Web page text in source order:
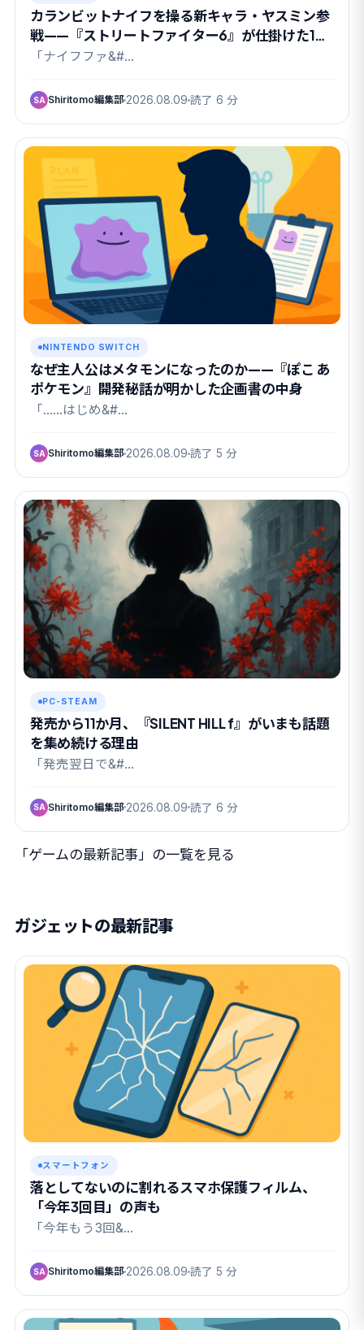
カランビットナイフを操る新キャラ・ヤスミン参
戦——『ストリートファイター6』が仕掛けた1週
間の熱狂
「ナイフファ&#…
SA Shiritomo編集部 2026.08.09 読了 6 分
NINTENDO SWITCH
なぜ主人公はメタモンになったのか——『ぽこ あ
ポケモン』開発秘話が明かした企画書の中身
「……はじめ&#…
SA Shiritomo編集部 2026.08.09 読了 5 分
PC-STEAM
発売から11か月、『SILENT HILL f』がいまも話題
を集め続ける理由
「発売翌日で&#…
SA Shiritomo編集部 2026.08.09 読了 6 分
「ゲームの最新記事」の一覧を見る
ガジェットの最新記事
スマートフォン
落としてないのに割れるスマホ保護フィルム、
「今年3回目」の声も
「今年もう3回&…
SA Shiritomo編集部 2026.08.09 読了 5 分